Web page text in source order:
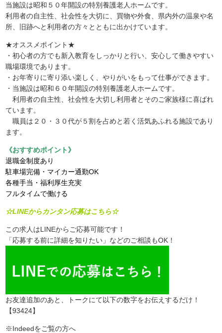
当施設は昭和５０年開設の特別養護老人ホームです。
利用者の自主性、社会性を大切に、買物や外食、県内外の温泉や名
所、旧跡へと利用者の方々とともに出かけています。
★オススメポイント★
・初心者の方でも新入教育をしっかりと行い、安心して働きやすい
職場環境であります。
・お年寄りに寄り添い楽しく、やりがいをもって仕事ができます。
・当施設は昭和６０年開設の特別養護老人ホームです。
利用者の自主性、社会性を大切し利用者とそのご家族様に喜ばれ
ています。
職員は２０・３０代が５割を占めと若く活気あふれる施設であり
ます。
《おすすめポイント》
退職金制度あり
駐車場完備・マイカー通勤OK
各種手当・福利厚生充実
フルタイムで働ける
☆LINEからカンタン応募はこちら☆
この求人はLINEからご応募可能です！
「応募する前に詳細を知りたい」などのご相談もOK！
お友達追加のあと、トークにて以下の数字をお伝えするだけ！
【93424】
※Indeedをご覧の方へ